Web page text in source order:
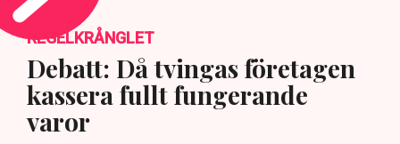
REGELKRÅNGLET
Debatt: Då tvingas företagen
kassera fullt fungerande
varor